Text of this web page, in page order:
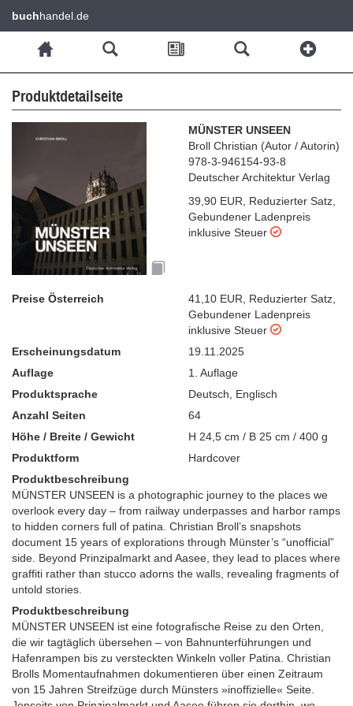
buchhandel.de
Produktdetailseite
MÜNSTER UNSEEN
Broll Christian (Autor / Autorin)
978-3-946154-93-8
Deutscher Architektur Verlag
39,90 EUR
Reduzierter Satz
Gebundener Ladenpreis
inklusive Steuer
Preise Österreich 41,10 EUR Reduzierter Satz
Gebundener Ladenpreis
inklusive Steuer
Erscheinungsdatum
19.11.2025
Auflage
1. Auflage
Produktsprache
Deutsch
Englisch
Anzahl Seiten
64
Höhe / Breite / Gewicht
H 24,5 cm / B 25 cm / 400 g
Produktform
Hardcover
Produktbeschreibung
MÜNSTER UNSEEN is a photographic journey to the places we
overlook every day – from railway underpasses and harbor ramps
to hidden corners full of patina. Christian Broll’s snapshots
document 15 years of explorations through Münster’s “unofficial”
side. Beyond Prinzipalmarkt and Aasee, they lead to places where
graffiti rather than stucco adorns the walls, revealing fragments of
untold stories.
Produktbeschreibung
MÜNSTER UNSEEN ist eine fotografische Reise zu den Orten,
die wir tagtäglich übersehen – von Bahnunterführungen und
Hafenrampen bis zu versteckten Winkeln voller Patina. Christian
Brolls Momentaufnahmen dokumentieren über einen Zeitraum
von 15 Jahren Streifzüge durch Münsters »inoffizielle« Seite.